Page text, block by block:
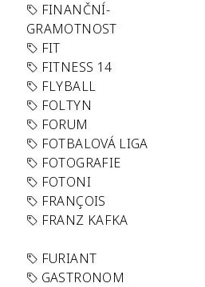
FINANČNÍ-
GRAMOTNOST
FIT
FITNESS 14
FLYBALL
FOLTYN
FORUM
FOTBALOVÁ LIGA
FOTOGRAFIE
FOTONI
FRANÇOIS
FRANZ KAFKA
FURIANT
GASTRONOM